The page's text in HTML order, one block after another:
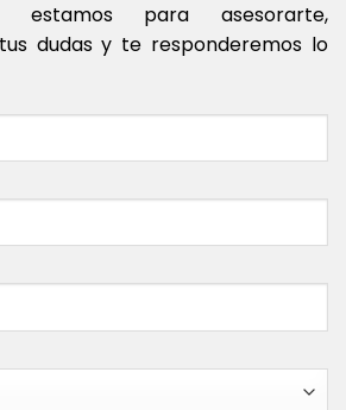
estamos para asesorarte,
dudas y te responderemos lo